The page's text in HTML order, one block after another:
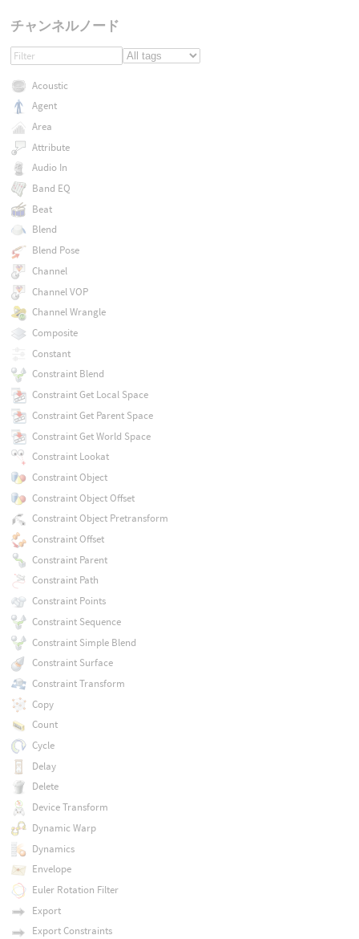
チャンネルノード
Acoustic
Agent
Area
Attribute
Audio In
Band EQ
Beat
Blend
Blend Pose
Channel
Channel VOP
Channel Wrangle
Composite
Constant
Constraint Blend
Constraint Get Local Space
Constraint Get Parent Space
Constraint Get World Space
Constraint Lookat
Constraint Object
Constraint Object Offset
Constraint Object Pretransform
Constraint Offset
Constraint Parent
Constraint Path
Constraint Points
Constraint Sequence
Constraint Simple Blend
Constraint Surface
Constraint Transform
Copy
Count
Cycle
Delay
Delete
Device Transform
Dynamic Warp
Dynamics
Envelope
Euler Rotation Filter
Export
Export Constraints